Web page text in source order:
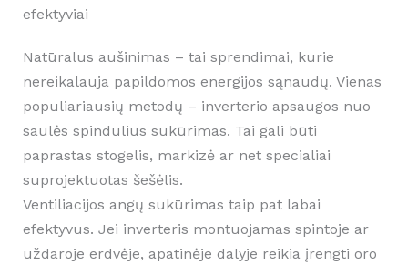
efektyviai
Natūralus aušinimas – tai sprendimai, kurie
nereikalauja papildomos energijos sąnaudų. Vienas
populiariausių metodų – inverterio apsaugos nuo
saulės spindulius sukūrimas. Tai gali būti
paprastas stogelis, markizė ar net specialiai
suprojektuotas šešėlis.
Ventiliacijos angų sukūrimas taip pat labai
efektyvus. Jei inverteris montuojamas spintoje ar
uždaroje erdvėje, apatinėje dalyje reikia įrengti oro